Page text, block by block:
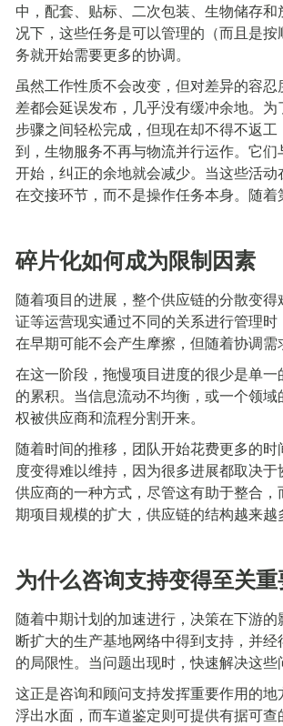
中，配套、贴标、二次包装、生物储存
况下，这些任务是可以管理的（而且是
务就开始需要更多的协调。
虽然工作性质不会改变，但对差异的容
差都会延误发布，几乎没有缓冲余地。
步骤之间轻松完成，但现在却不得不返
到，生物服务不再与物流并行运作。它
开始，纠正的余地就会减少。当这些活
在交接环节，而不是操作任务本身。随着
碎片化如何成为限制因素
随着项目的进展，整个供应链的分散变
证等运营现实通过不同的关系进行管理
在早期可能不会产生摩擦，但随着协调需
在这一阶段，拖慢项目进度的很少是单
的累积。当信息流动不均衡，或一个领
权被供应商和流程分割开来。
随着时间的推移，团队开始花费更多的
度变得难以维持，因为很多进展都取决
供应商的一种方式，尽管这有助于整合
期项目规模的扩大，供应链的结构越来越
为什么咨询支持变得至关重
随着中期计划的加速进行，决策在下游
断扩大的生产基地网络中得到支持，并
的局限性。当问题出现时，快速解决这
这正是咨询和顾问支持发挥重要作用的
浮出水面，而车道鉴定则可提供有据可